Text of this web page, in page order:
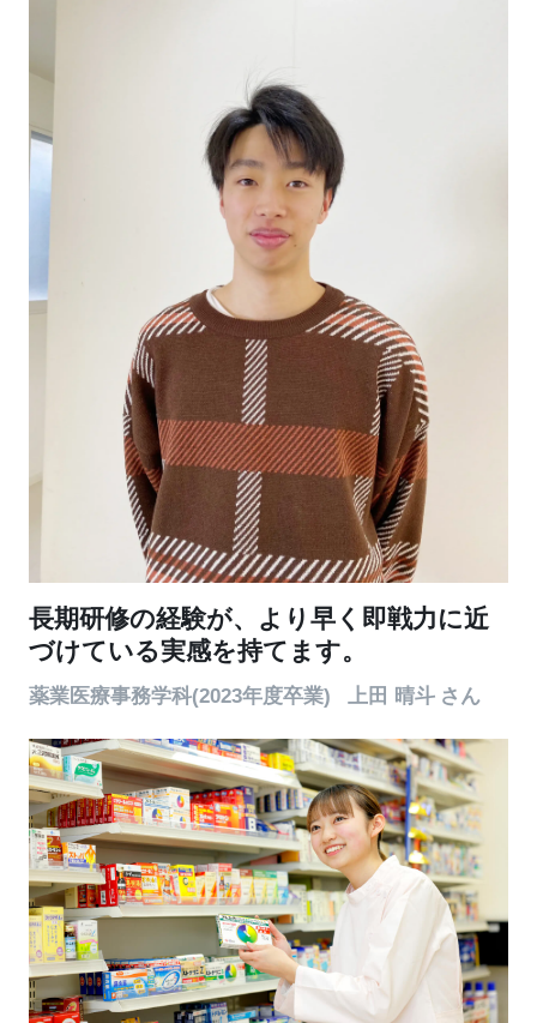
長期研修の経験が、より早く即戦力に近
づけている実感を持てます。
薬業医療事務学科(2023年度卒業) 上田 晴斗 さん